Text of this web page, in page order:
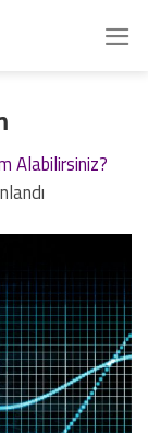
Alabilirsiniz?